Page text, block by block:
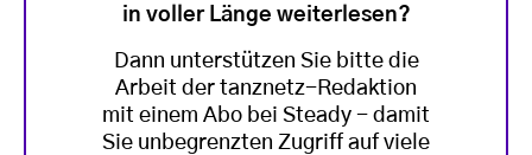
in voller Länge weiterlesen?
Dann unterstützen Sie bitte die
Arbeit der tanznetz-Redaktion
mit einem Abo bei Steady - damit
Sie unbegrenzten Zugriff auf viele